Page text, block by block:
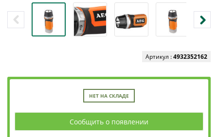
Артикул :4932352162
НЕТ НА СКЛАДЕ
Сообщить о появлении